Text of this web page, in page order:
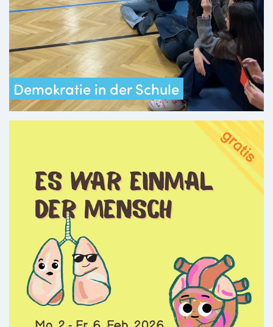
Demokratie in der Schule